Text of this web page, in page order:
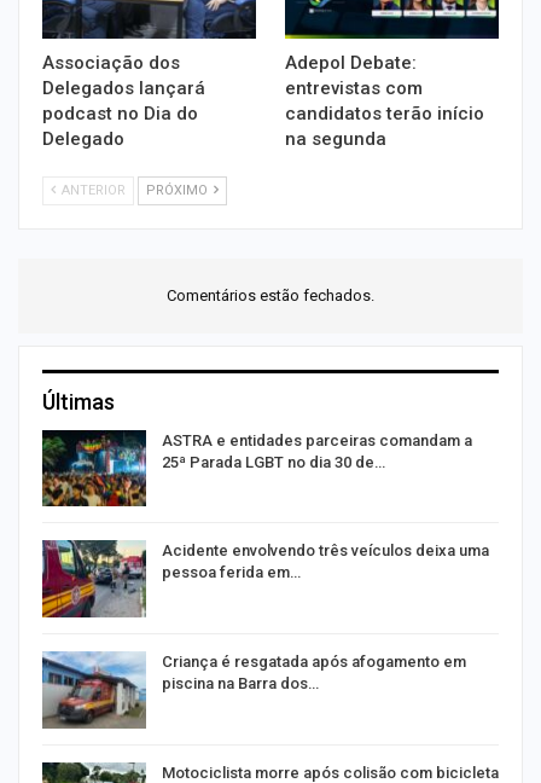
Associação dos
Delegados lançará
podcast no Dia do
Delegado
Adepol Debate:
entrevistas com
candidatos terão início
na segunda
ANTERIOR PRÓXIMO
Comentários estão fechados.
Últimas
ASTRA e entidades parceiras comandam a
25ª Parada LGBT no dia 30 de…
Acidente envolvendo três veículos deixa uma
pessoa ferida em…
Criança é resgatada após afogamento em
piscina na Barra dos…
Motociclista morre após colisão com bicicleta